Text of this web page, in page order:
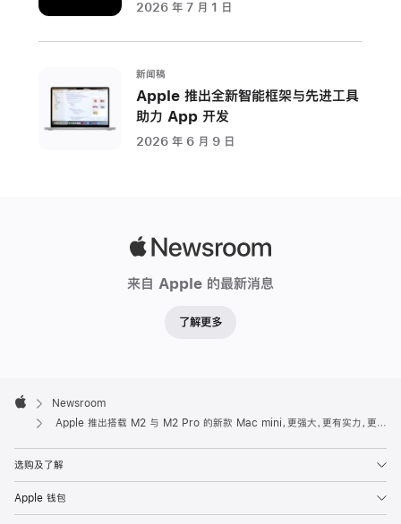
加
福
尼
亚
Apple 今
与
M2
2026 年 7 月 1 日
新闻稿
Apple 推出全新智能框架与先进工具
助力 App 开发
2026 年 6 月 9 日
来自 Apple 的最新消息
了解更多
Footer

Apple
Newsroom
Apple 推出搭载 M2 与 M2 Pro 的新款 Mac mini，更强大，更有实力，更多才多艺
选购及了解
Apple 钱包